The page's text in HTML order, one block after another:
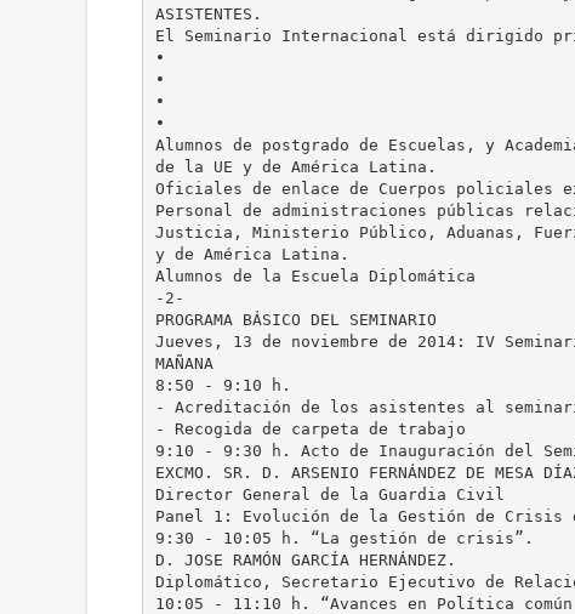
ASISTENTES.
El Seminario Internacional está dirigido
•
•
•
•
Alumnos de postgrado de Escuelas, y
de la UE y de América Latina.
Oficiales de enlace de Cuerpos policiales
Personal de administraciones públicas
Justicia, Ministerio Público, Aduanas,
y de América Latina.
Alumnos de la Escuela Diplomática
-2-
PROGRAMA BÁSICO DEL SEMINARIO
Jueves, 13 de noviembre de 2014: IV
MAÑANA
8:50 - 9:10 h.
- Acreditación de los asistentes al
- Recogida de carpeta de trabajo
9:10 - 9:30 h. Acto de Inauguración del
EXCMO. SR. D. ARSENIO FERNÁNDEZ DE MESA
Director General de la Guardia Civil
Panel 1: Evolución de la Gestión de Crisis
9:30 - 10:05 h. “La gestión de crisis”.
D. JOSE RAMÓN GARCÍA HERNÁNDEZ.
Diplomático, Secretario Ejecutivo de
10:05 - 11:10 h. “Avances en Política